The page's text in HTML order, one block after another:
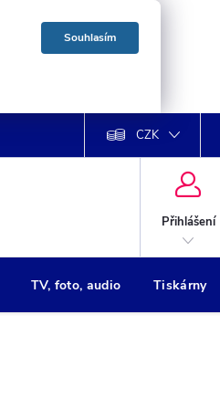
Souhlasím
CZK
Přihlášení
TV, foto, audio Tiskárny